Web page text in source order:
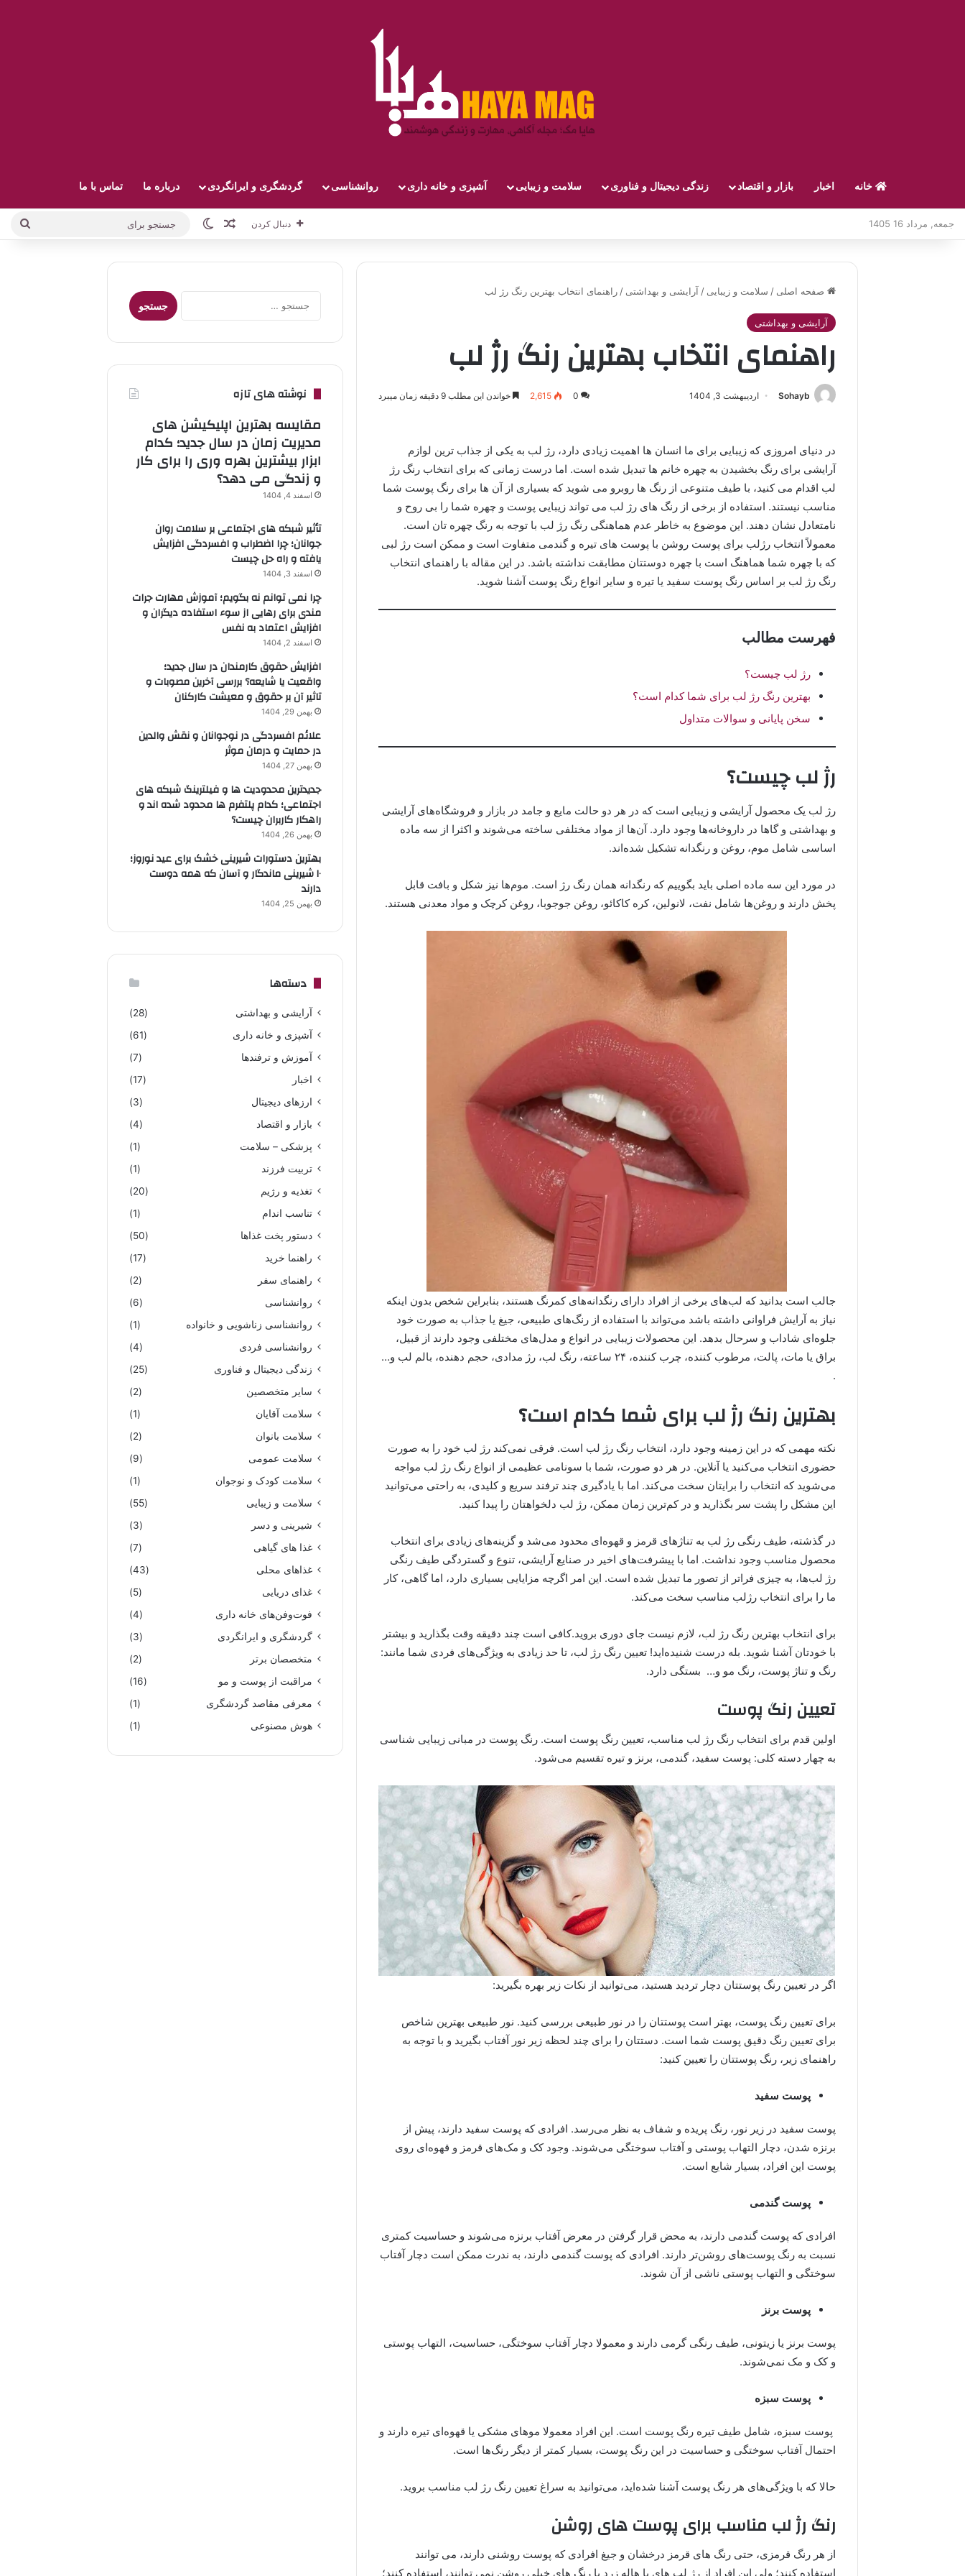
خانه اخبار بازار و اقتصاد زندگی دیجیتال و فناوری سلامت و زیبایی آشپزی و خانه داری روانشناسی گردشگری و ایرانگردی درباره ما تماس با ما
جمعه, مرداد 16 1405 دنبال کردن نوشته تصادفی
تغییر پوسته
صفحه اصلی / سلامت و زیبایی / آرایشی و بهداشتی / راهنمای انتخاب بهترین رنگ رژ لب
آرایشی و بهداشتی
راهنمای انتخاب بهترین رنگ رژ لب
Sohayb اردیبهشت 3, 1404 0
2,615 خواندن این مطلب 9 دقیقه زمان میبرد
در دنیای امروزی که زیبایی برای ما انسان ها اهمیت زیادی دارد، رژ لب به یکی از جذاب ترین لوازم
آرایشی برای رنگ بخشیدن به چهره خانم ها تبدیل شده است. اما درست زمانی که برای انتخاب رنگ رژ
لب اقدام می کنید، با طیف متنوعی از رنگ ها روبرو می شوید که بسیاری از آن ها برای رنگ پوست شما
مناسب نیستند. استفاده از برخی از رنگ های رژ لب می تواند زیبایی پوست و چهره شما را بی روح و
نامتعادل نشان دهند. این موضوع به خاطر عدم هماهنگی رنگ رژ لب با توجه به رنگ چهره تان است.
معمولاً انتخاب رژلب برای پوست روشن با پوست های تیره و گندمی متفاوت است و ممکن است رژ لبی
که با چهره شما هماهنگ است با چهره دوستتان مطابقت نداشته باشد. در این مقاله با راهنمای انتخاب
رنگ رژ لب بر اساس رنگ پوست سفید یا تیره و سایر انواع رنگ پوست آشنا شوید.
فهرست مطالب
رژ لب چیست؟
بهترین رنگ رژ لب برای شما کدام است؟
سخن پایانی و سوالات متداول
رژ لب چیست؟
رژ لب یک محصول آرایشی و زیبایی است که در هر دو حالت مایع و جامد در بازار و فروشگاه‌های آرایشی
و بهداشتی و گاها در داروخانه‌ها وجود دارد. آن‌ها از مواد مختلفی ساخته می‌شوند و اکثرا از سه ماده
اساسی شامل موم، روغن و رنگدانه تشکیل شده‌اند.
در مورد این سه ماده اصلی باید بگوییم که رنگدانه همان رنگ رژ است. موم‌ها نیز شکل و بافت قابل
پخش دارند و روغن‌ها شامل نفت، لانولین، کره کاکائو، روغن جوجوبا، روغن کرچک و مواد معدنی هستند.
جالب است بدانید که لب‌های برخی از افراد دارای رنگدانه‌های کمرنگ هستند، بنابراین شخص بدون اینکه
نیاز به آرایش فراوانی داشته باشد می‌تواند با استفاده از رنگ‌های طبیعی، جیغ یا جذاب به صورت خود
جلوه‌ای شاداب و سرحال بدهد. این محصولات زیبایی در انواع و مدل‌های مختلفی وجود دارند از قبیل،
براق یا مات، پالت، مرطوب کننده، چرب کننده، ۲۴ ساعته، رنگ لب، رژ مدادی، حجم دهنده، بالم لب و…
.
بهترین رنگ رژ لب برای شما کدام است؟
نکته مهمی که در این زمینه وجود دارد، انتخاب رنگ رژ لب است. فرقی نمی‌کند رژ لب خود را به صورت
حضوری انتخاب می‌کنید یا آنلاین. در هر دو صورت، شما با سونامی عظیمی از انواع رنگ رژ لب مواجه
می‌شوید که انتخاب را برایتان سخت می‌کند. اما با یادگیری چند ترفند سریع و کلیدی، به راحتی می‌توانید
این مشکل را پشت سر بگذارید و در کم‌ترین زمان ممکن، رژ لب دلخواهتان را پیدا کنید.
در گذشته، طیف رنگی رژ لب‌ به تناژهای قرمز و قهوه‌ای محدود می‌شد و گزینه‌های زیادی برای انتخاب
محصول مناسب وجود نداشت. اما با پیشرفت‌های اخیر در صنایع آرایشی، تنوع و گستردگی طیف رنگی
رژ لب‌ها، به چیزی فراتر از تصور ما تبدیل شده است. این امر اگرچه مزایایی بسیاری دارد، اما گاهی، کار
ما را برای انتخاب رژلب مناسب سخت می‌کند.
برای انتخاب بهترین رنگ رژ لب، لازم نیست جای دوری بروید.کافی است چند دقیقه وقت بگذارید و بیشتر
با خودتان آشنا شوید. بله درست شنیده‌اید! تعیین رنگ رژ لب، تا حد زیادی به ویژگی‌های فردی شما مانند:
رنگ و تناژ پوست، رنگ مو و… بستگی دارد.
تعیین رنگ پوست
اولین قدم برای انتخاب رنگ رژ لب مناسب، تعیین رنگ پوست است. رنگ پوست در مبانی زیبایی شناسی
به چهار دسته کلی: پوست سفید، گندمی، برنز و تیره تقسیم می‌شود.
اگر در تعیین رنگ پوستتان دچار تردید هستید، می‌توانید از نکات زیر بهره بگیرید:
برای تعیین رنگ پوست، بهتر است پوستتان را در نور طبیعی بررسی کنید. نور طبیعی بهترین شاخص
برای تعیین رنگ دقیق پوست شما است. دستتان را برای چند لحظه زیر نور آفتاب بگیرید و با توجه به
راهنمای زیر، رنگ پوستتان را تعیین کنید:
پوست سفید
پوست سفید در زیر نور، رنگ پریده و شفاف به نظر می‌رسد. افرادی که پوست سفید دارند، پیش از
برنزه شدن، دچار التهاب پوستی و آفتاب سوختگی می‌شوند. وجود کک و مک‌های قرمز و قهوه‌ای روی
پوست این افراد، بسیار شایع است.
پوست گندمی
افرادی که پوست گندمی دارند، به محض قرار گرفتن در معرض آفتاب برنزه می‌شوند و حساسیت کمتری
نسبت به رنگ پوست‌های روشن‌تر دارند. افرادی که پوست گندمی دارند، به ندرت ممکن است دچار آفتاب
سوختگی و التهاب پوستی ناشی از آن ‌شوند.
پوست برنز
پوست برنز یا زیتونی، طیف رنگی گرمی دارند و معمولا دچار آفتاب سوختگی، حساسیت، التهاب پوستی
و کک و مک نمی‌شوند.
پوست سبزه
پوست سبزه، شامل طیف تیره رنگ پوست است. این افراد معمولا موهای مشکی یا قهوه‌ای تیره دارند و
احتمال آفتاب سوختگی و حساسیت در این رنگ پوست‌، بسیار کمتر از دیگر رنگ‌ها است.
حالا که با ویژگی‌های هر رنگ پوست آشنا شده‌اید، می‌توانید به سراغ تعیین رنگ رژ لب مناسب بروید.
رنگ رژ لب مناسب برای پوست های روشن
از هر رنگ قرمزی، حتی رنگ های قرمز درخشان و جیغ افرادی که پوست روشنی دارند، می توانند
استفاده کنند؛ ولی این افراد از رژ لب های با هاله زرد یا رنگ های خیلی روشن نمی توانند، استفاده کنند؛
جستجو
برای:
نوشته های تازه
مقایسه بهترین اپلیکیشن های
مدیریت زمان در سال جدید؛ کدام
ابزار بیشترین بهره وری را برای کار
و زندگی می دهد؟
اسفند 4, 1404
تأثیر شبکه های اجتماعی بر سلامت روان
جوانان؛ چرا اضطراب و افسردگی افزایش
یافته و راه حل چیست
اسفند 3, 1404
چرا نمی توانم نه بگویم؛ آموزش مهارت جرات
مندی برای رهایی از سوء استفاده دیگران و
افزایش اعتماد به نفس
اسفند 2, 1404
افزایش حقوق کارمندان در سال جدید؛
واقعیت یا شایعه؟ بررسی آخرین مصوبات و
تاثیر آن بر حقوق و معیشت کارکنان
بهمن 29, 1404
علائم افسردگی در نوجوانان و نقش والدین
در حمایت و درمان موثر
بهمن 27, 1404
جدیدترین محدودیت ها و فیلترینگ شبکه های
اجتماعی؛ کدام پلتفرم ها محدود شده اند و
راهکار کاربران چیست؟
بهمن 26, 1404
بهترین دستورات شیرینی خشک برای عید نوروز؛
۱۰ شیرینی ماندگار و آسان که همه دوست
دارند
بهمن 25, 1404
دسته‌ها
آرایشی و بهداشتی
(28)
آشپزی و خانه داری
(61)
آموزش و ترفندها
(7)
اخبار
(17)
ارزهای دیجیتال
(3)
بازار و اقتصاد
(4)
پزشکی – سلامت
(1)
تربیت فرزند
(1)
تغذیه و رژیم
(20)
تناسب اندام
(1)
دستور پخت غذاها
(50)
راهنما خرید
(17)
راهنمای سفر
(2)
روانشناسی
(6)
روانشناسی زناشویی و خانواده
(1)
روانشناسی فردی
(4)
زندگی دیجیتال و فناوری
(25)
سایر متخصصین
(2)
سلامت آقایان
(1)
سلامت بانوان
(2)
سلامت عمومی
(9)
سلامت کودک و نوجوان
(1)
سلامت و زیبایی
(55)
شیرینی و دسر
(3)
غذا های گیاهی
(7)
غذاهای محلی
(43)
غذای دریایی
(5)
فوت‌وفن‌های خانه داری
(4)
گردشگری و ایرانگردی
(3)
متخصصان برتر
(2)
مراقبت از پوست و مو
(16)
معرفی مقاصد گردشگری
(1)
هوش مصنوعی
(1)